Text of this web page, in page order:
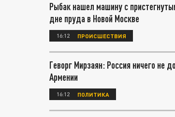
Рыбак нашел машину с
дне пруда в Новой Москве
16:12 ПРОИСШЕСТВИЯ
Геворг Мирзаян: Россия ничего не
Армении
16:12 ПОЛИТИКА